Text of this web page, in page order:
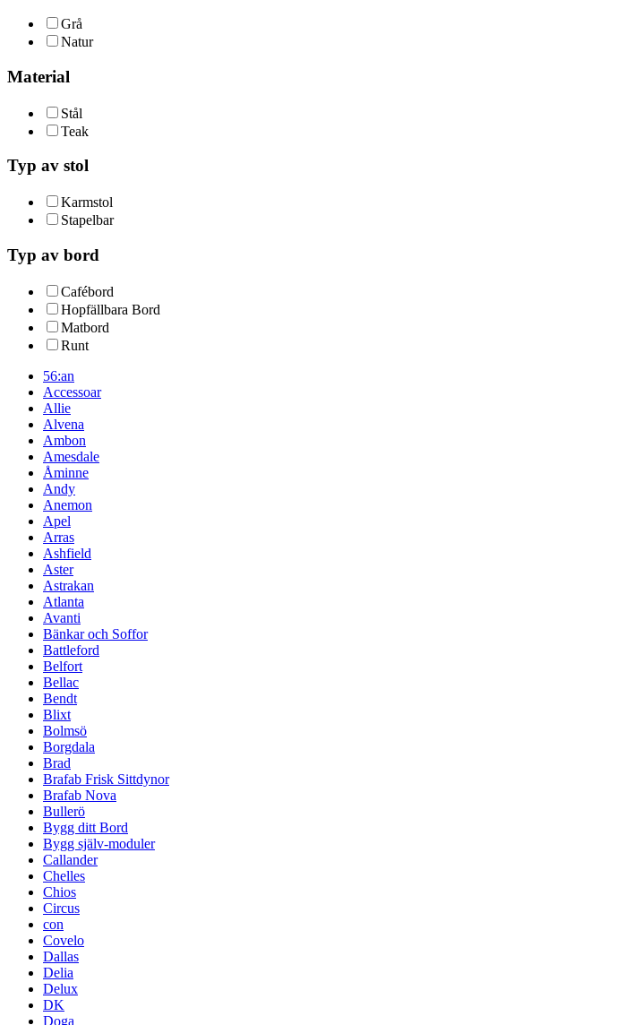
Grå
Natur
Material
Stål
Teak
Typ av stol
Karmstol
Stapelbar
Typ av bord
Cafébord
Hopfällbara Bord
Matbord
Runt
56:an
Accessoar
Allie
Alvena
Ambon
Amesdale
Åminne
Andy
Anemon
Apel
Arras
Ashfield
Aster
Astrakan
Atlanta
Avanti
Bänkar och Soffor
Battleford
Belfort
Bellac
Bendt
Blixt
Bolmsö
Borgdala
Brad
Brafab Frisk Sittdynor
Brafab Nova
Bullerö
Bygg ditt Bord
Bygg själv-moduler
Callander
Chelles
Chios
Circus
con
Covelo
Dallas
Delia
Delux
DK
Doga